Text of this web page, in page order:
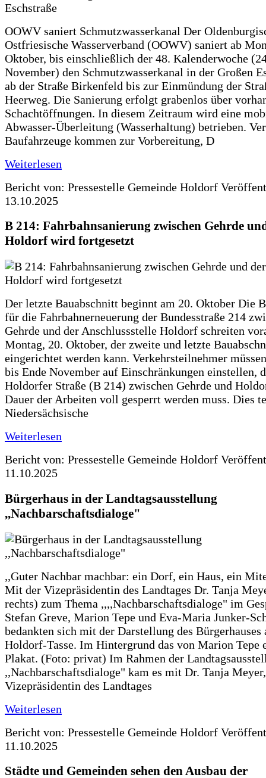
OOWV saniert Schmutzwasserkanal Der
Ostfriesische Wasserverband (OOWV) saniert ab
Oktober, bis einschließlich der 48. Kalenderwoche
November) den Schmutzwasserkanal in der Großen
ab der Straße Birkenfeld bis zur Einmündung der
Heerweg. Die Sanierung erfolgt grabenlos über
Schachtöffnungen. In diesem Zeitraum wird eine
Abwasser-Überleitung (Wasserhaltung) betrieben.
Baufahrzeuge kommen zur Vorbereitung, D
Weiterlesen
Bericht von: Pressestelle Gemeinde Holdorf
13.10.2025
B 214: Fahrbahnsanierung zwischen Gehrde
Holdorf wird fortgesetzt
Der letzte Bauabschnitt beginnt am 20. Oktober Die
für die Fahrbahnerneuerung der Bundesstraße 214
Gehrde und der Anschlussstelle Holdorf schreiten
Montag, 20. Oktober, der zweite und letzte
eingerichtet werden kann. Verkehrsteilnehmer
bis Ende November auf Einschränkungen einstellen,
Holdorfer Straße (B 214) zwischen Gehrde und
Dauer der Arbeiten voll gesperrt werden muss. Dies
Niedersächsische
Weiterlesen
Bericht von: Pressestelle Gemeinde Holdorf
11.10.2025
Bürgerhaus in der Landtagsausstellung
,,Nachbarschaftsdialoge"
,,Guter Nachbar machbar: ein Dorf, ein Haus, ein
Mit der Vizepräsidentin des Landtages Dr. Tanja
rechts) zum Thema ,,,,Nachbarschaftsdialoge" im
Stefan Greve, Marion Tepe und Eva-Maria Junker-
bedankten sich mit der Darstellung des Bürgerhauses
Holdorf-Tasse. Im Hintergrund das von Marion Tepe
Plakat. (Foto: privat) Im Rahmen der
,,Nachbarschaftsdialoge" kam es mit Dr. Tanja Meyer,
Vizepräsidentin des Landtages
Weiterlesen
Bericht von: Pressestelle Gemeinde Holdorf
11.10.2025
Städte und Gemeinden sehen den Ausbau der